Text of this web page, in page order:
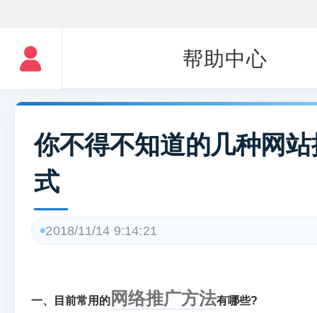
帮助中心
你不得不知道的几种网
式
2018/11/14 9:14:21
一、目前常用的 网络推广方法有哪些?